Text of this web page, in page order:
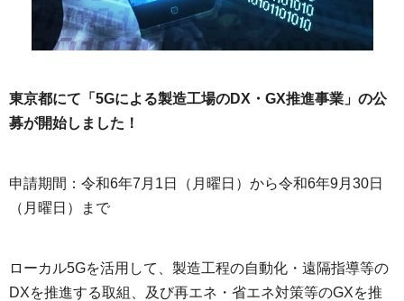
東京都にて「5Gによる製造工場のDX・GX推進事業」の公
募が開始しました！
申請期間：令和6年7月1日（月曜日）から令和6年9月30日
（月曜日）まで
ローカル5Gを活用して、製造工程の自動化・遠隔指導等の
DXを推進する取組、及び再エネ・省エネ対策等のGXを推